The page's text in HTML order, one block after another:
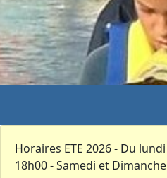
Horaires ETE 2026 - Du
18h00 - Samedi et